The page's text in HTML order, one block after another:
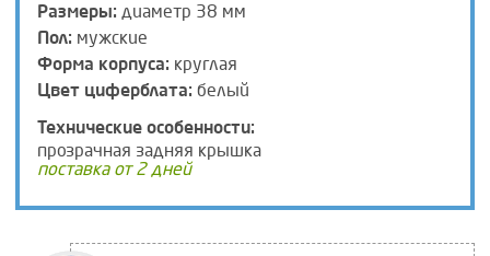
Размеры: диаметр 38 мм
Пол: мужские
Форма корпуса: круглая
Цвет циферблата: белый
Технические особенности:
прозрачная задняя крышка
поставка от 2 дней